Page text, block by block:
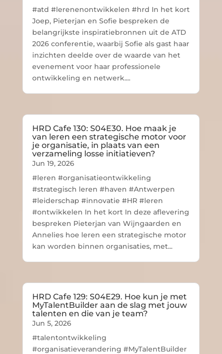
#atd #lerenenontwikkelen #hrd In het kort
Joep, Pieterjan en Sofie bespreken de
belangrijkste inspiratiebronnen uit de ATD
2026 conferentie, waarbij Sofie als gast haar
inzichten deelde over de waarde van het
evenement voor haar professionele
ontwikkeling en netwerk....
HRD Cafe 130: S04E30. Hoe maak je
van leren een strategische motor voor
je organisatie, in plaats van een
verzameling losse initiatieven?
Jun 19, 2026
#leren #organisatieontwikkeling
#strategisch leren #haven #Antwerpen
#leiderschap #innovatie #HR #leren
#ontwikkelen In het kort In deze aflevering
bespreken Pieterjan van Wijngaarden en
Annelies hoe leren een strategische motor
kan worden binnen organisaties, met...
HRD Cafe 129: S04E29. Hoe kun je met
MyTalentBuilder aan de slag met jouw
talenten en die van je team?
Jun 5, 2026
#talentontwikkeling
#organisatieverandering #MyTalentBuilder